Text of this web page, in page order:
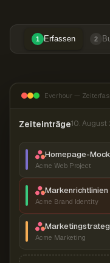
1 Erfassen 2
Everhour —
Zeiteinträge10.
Homepage-
Acme Web Project
Acme Brand Identity
Acme Marketing